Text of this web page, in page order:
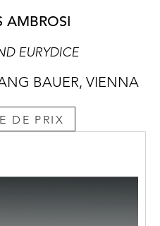
AMBROSI
EURYDICE
BAUER, VIENNA
DE PRIX